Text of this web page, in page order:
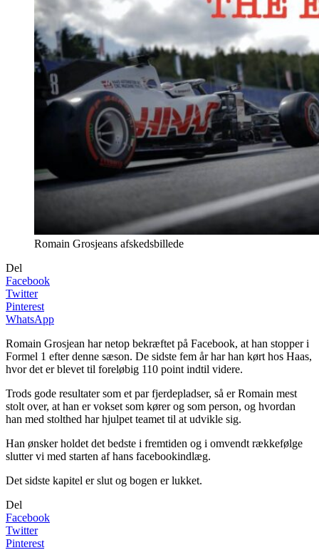
Romain Grosjeans afskedsbillede
Del
Facebook
Twitter
Pinterest
WhatsApp
Romain Grosjean har netop bekræftet på Facebook, at han stopper i
Formel 1 efter denne sæson. De sidste fem år har han kørt hos Haas,
hvor det er blevet til foreløbig 110 point indtil videre.
Trods gode resultater som et par fjerdepladser, så er Romain mest
stolt over, at han er vokset som kører og som person, og hvordan
han med stolthed har hjulpet teamet til at udvikle sig.
Han ønsker holdet det bedste i fremtiden og i omvendt rækkefølge
slutter vi med starten af hans facebookindlæg.
Det sidste kapitel er slut og bogen er lukket.
Del
Facebook
Twitter
Pinterest